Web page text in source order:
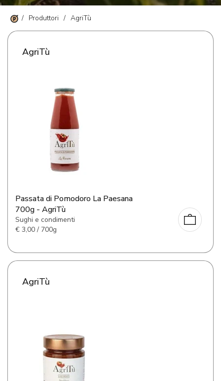
/ Produttori / AgriTù
AgriTù
Passata di Pomodoro La Paesana
700g - AgriTù
Sughi e condimenti
€ 3,00 / 700g
AgriTù